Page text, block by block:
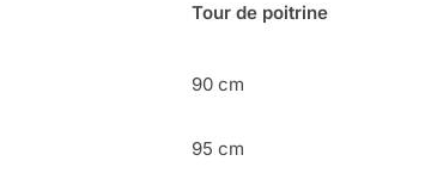
Tour de poitrine
90 cm
95 cm